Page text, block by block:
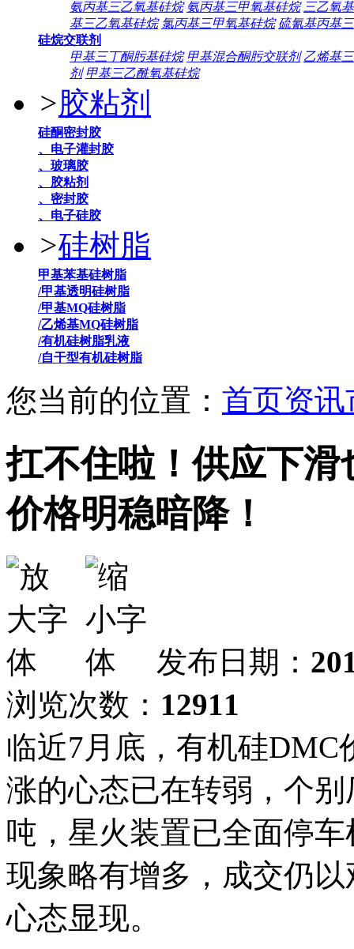
氨丙基三乙氧基硅烷 氨丙基三甲氧基硅烷 三乙氧
基三乙氧基硅烷 氯丙基三甲氧基硅烷 硫氰基丙基
硅烷交联剂
甲基三丁酮肟基硅烷 甲基混合酮肟交联剂 乙烯基
剂 甲基三乙酰氧基硅烷
>胶粘剂
硅酮密封胶
、电子灌封胶
、玻璃胶
、胶粘剂
、密封胶
、电子硅胶
>硅树脂
甲基苯基硅树脂
/甲基透明硅树脂
/甲基MQ硅树脂
/乙烯基MQ硅树脂
/有机硅树脂乳液
/自干型有机硅树脂
您当前的位置： 首页资讯
扛不住啦！供应下
价格明稳暗降！
发布日期：
浏览次数： 12911
临近7月底，有机硅
涨的心态已在转弱，个
吨，星火装置已全面停
现象略有增多，成交仍
心态显现。